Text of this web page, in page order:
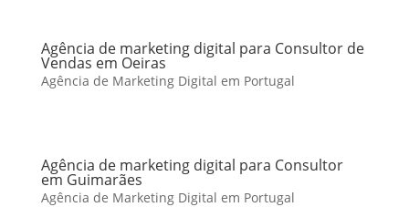
Agência de marketing digital para Consultor de
Vendas em Oeiras
Agência de Marketing Digital em Portugal
Agência de marketing digital para Consultor
em Guimarães
Agência de Marketing Digital em Portugal